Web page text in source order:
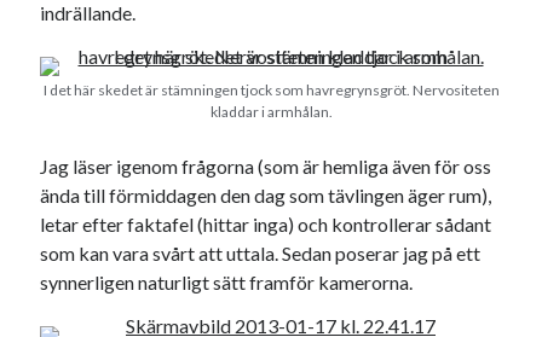
Fula biblioteksböcker
Den stora bloggläsarvärvsveckan
Godisbrödet från himlen
Köttfärslimpan på allas läppar
Länkskolan
Lotten som Sommarpratare (i fantasin alltså: grupp på FB)
Vad ska du laga för mat idag? (Recept!)
indrällande.
I det här skedet är stämningen tjock som havregrynsgröt. Nervositeten
kladdar i armhålan.
Jag läser igenom frågorna (som är hemliga även för oss
ända till förmiddagen den dag som tävlingen äger rum),
letar efter faktafel (hittar inga) och kontrollerar sådant
som kan vara svårt att uttala. Sedan poserar jag på ett
synnerligen naturligt sätt framför kamerorna.